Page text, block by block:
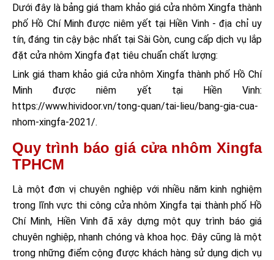
Dưới đây là bảng giá tham khảo giá cửa nhôm Xingfa thành
phố Hồ Chí Minh được niêm yết tại Hiền Vinh - địa chỉ uy
tín, đáng tin cậy bậc nhất tại Sài Gòn, cung cấp dịch vụ lắp
đặt cửa nhôm Xingfa đạt tiêu chuẩn chất lượng:
Link giá tham khảo giá cửa nhôm Xingfa thành phố Hồ Chí
Minh được niêm yết tại Hiền Vinh:
https://www.hividoor.vn/tong-quan/tai-lieu/bang-gia-cua-
nhom-xingfa-2021/.
Quy trình báo giá cửa nhôm Xingfa
TPHCM
Là một đơn vị chuyên nghiệp với nhiều năm kinh nghiệm
trong lĩnh vực thi công cửa nhôm Xingfa tại thành phố Hồ
Chí Minh, Hiền Vinh đã xây dựng một quy trình báo giá
chuyên nghiệp, nhanh chóng và khoa học. Đây cũng là một
trong những điểm cộng được khách hàng sử dụng dịch vụ